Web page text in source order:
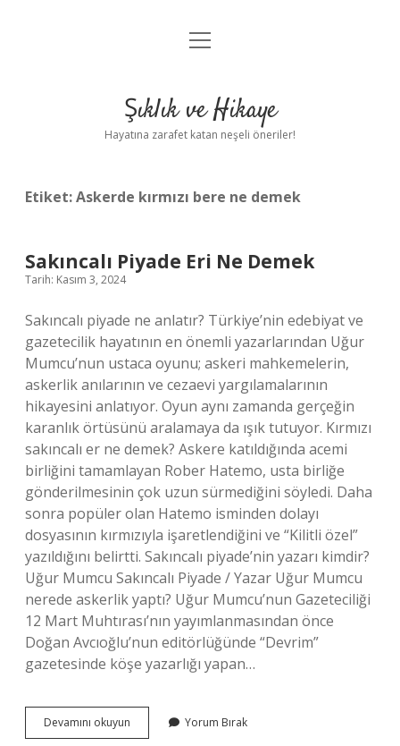
Ornitorenk nasıl çoğalır ?
Gizlilik Politikası
menüyü
Şıklık ve Hikaye
Hayatına zarafet katan neşeli öneriler!
Etiket:Askerde kırmızı bere ne demek
Sakıncalı Piyade Eri Ne Demek
Tarih: Kasım 3, 2024
Sakıncalı piyade ne anlatır? Türkiye’nin edebiyat ve
gazetecilik hayatının en önemli yazarlarından Uğur
Mumcu’nun ustaca oyunu; askeri mahkemelerin,
askerlik anılarının ve cezaevi yargılamalarının
hikayesini anlatıyor. Oyun aynı zamanda gerçeğin
karanlık örtüsünü aralamaya da ışık tutuyor. Kırmızı
sakıncalı er ne demek? Askere katıldığında acemi
birliğini tamamlayan Rober Hatemo, usta birliğe
gönderilmesinin çok uzun sürmediğini söyledi. Daha
sonra popüler olan Hatemo isminden dolayı
dosyasının kırmızıyla işaretlendiğini ve “Kilitli özel”
yazıldığını belirtti. Sakıncalı piyade’nin yazarı kimdir?
Uğur Mumcu Sakıncalı Piyade / Yazar Uğur Mumcu
nerede askerlik yaptı? Uğur Mumcu’nun Gazeteciliği
12 Mart Muhtırası’nın yayımlanmasından önce
Doğan Avcıoğlu’nun editörlüğünde “Devrim”
gazetesinde köşe yazarlığı yapan…
Devamını okuyun Sakıncalı
Piyade
Yorum Bırak